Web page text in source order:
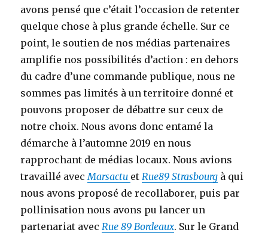
avons pensé que c’était l’occasion de retenter
quelque chose à plus grande échelle. Sur ce
point, le soutien de nos médias partenaires
amplifie nos possibilités d’action : en dehors
du cadre d’une commande publique, nous ne
sommes pas limités à un territoire donné et
pouvons proposer de débattre sur ceux de
notre choix. Nous avons donc entamé la
démarche à l’automne 2019 en nous
rapprochant de médias locaux. Nous avions
travaillé avecMarsactu etRue89 Strasbourg à qui
nous avons proposé de recollaborer, puis par
pollinisation nous avons pu lancer un
partenariat avecRue 89 Bordeaux. Sur le Grand